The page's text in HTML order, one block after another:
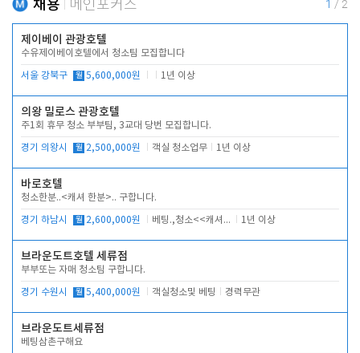
채용 메인포커스 1 / 2
제이베이 관광호텔
수유제이베이호텔에서 청소팀 모집합니다
서울 강북구 월 5,600,000원 1년 이상
의왕 밀로스 관광호텔
주1회 휴무 청소 부부팀, 3교대 당번 모집합니다.
경기 의왕시 월 2,500,000원 객실 청소업무 1년 이상
바로호텔
청소한분..<캐셔 한분>.. 구합니다.
경기 하남시 월 2,600,000원 베팅.,청소<<캐셔 모셔봅니다. 1년 이상
브라운도트호텔 세류점
부부또는 자매 청소팀 구합니다.
경기 수원시 월 5,400,000원 객실청소및 베팅 경력무관
브라운도트세류점
베팅삼촌구해요